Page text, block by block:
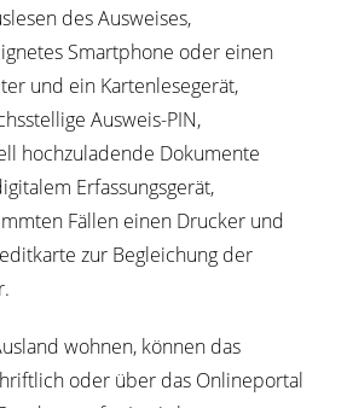
des Ausweises,
Smartphone oder einen
und ein Kartenlesegerät,
Ausweis-PIN,
hochzuladende Dokumente
Erfassungsgerät,
Fällen einen Drucker und
zur Begleichung der
wohnen, können das
oder über das Onlineportal